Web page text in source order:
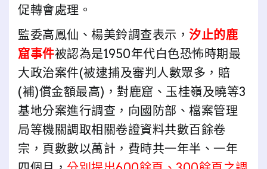
促轉會處理。
監委高鳳仙、楊美鈴調查表示， 汐止的鹿
窟事件被認為是1950年代白色恐怖時期最
大政治案件(被逮捕及審判人數眾多，賠
(補)償金額最高)，對鹿窟、玉桂嶺及曉等3
基地分案進行調查，向國防部、檔案管理
局等機關調取相關卷證資料共數百餘卷
宗，頁數數以萬計，費時共一年半、一年